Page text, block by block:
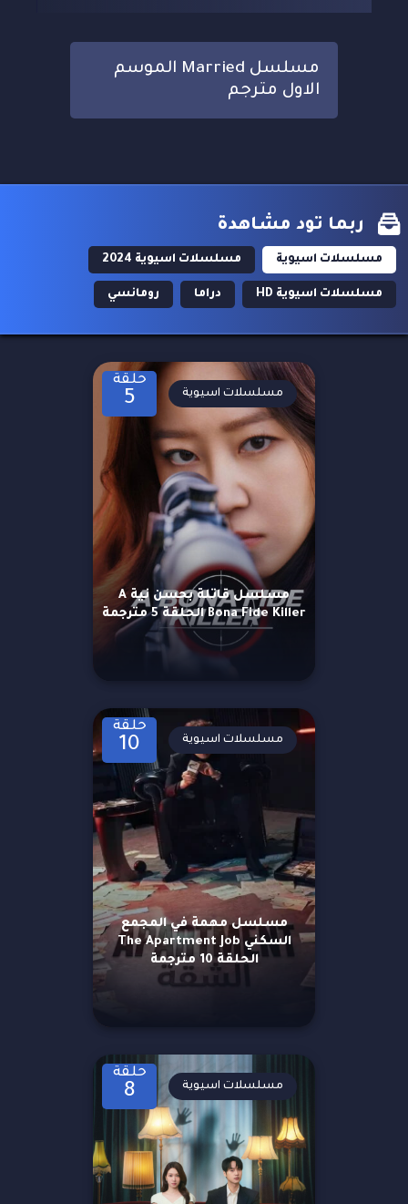
مسلسل Married الموسم
الاول مترجم
ربما تود مشاهدة
مسلسلات اسيوية مسلسلات اسيوية 2024
مسلسلات اسيوية HD دراما رومانسي
حلقة
5
مسلسل قاتلة بحسن نية A
Bona Fide Killer الحلقة 5 مترجمة
مسلسلات اسيوية
حلقة
10
مسلسل مهمة في المجمع
السكني The Apartment Job
الحلقة 10 مترجمة
مسلسلات اسيوية
حلقة
8 مسلسلات اسيوية